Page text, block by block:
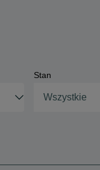
Stan
Wszystkie